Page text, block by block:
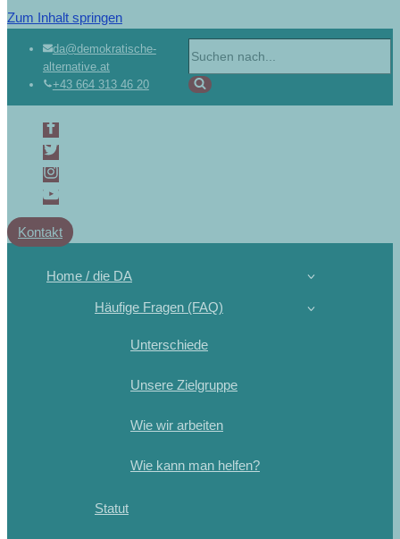
Zum Inhalt springen
da@demokratische-
alternative.at
+43 664 313 46 20
Kontakt
Home / die DA
Häufige Fragen (FAQ)
Unterschiede
Unsere Zielgruppe
Wie wir arbeiten
Wie kann man helfen?
Statut